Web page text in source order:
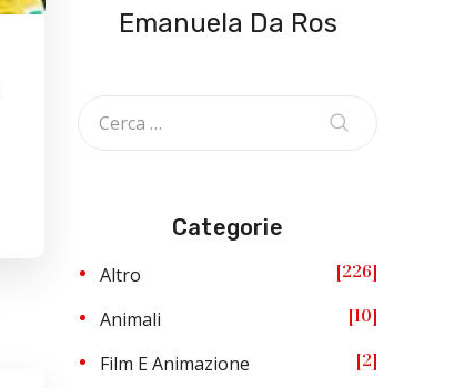
Emanuela Da Ros
Categorie
Altro 226
Animali 10
Film E Animazione 2